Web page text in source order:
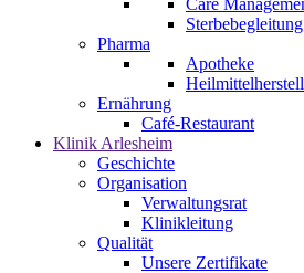
Care
Sterbebegleitung
Pharma
Apotheke
Ernährung
Café-Restaurant
Klinik Arlesheim
Geschichte
Organisation
Verwaltungsrat
Klinikleitung
Qualität
Unsere Zertifikate